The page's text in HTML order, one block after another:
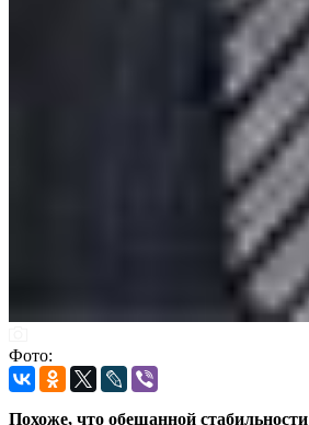
Фото:
Похоже, что обещанной